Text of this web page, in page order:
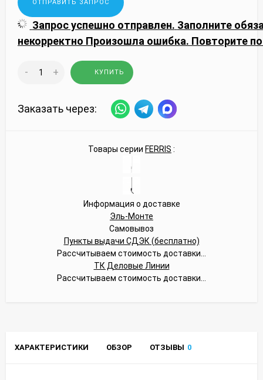
Запрос успешно отправлен. Заполните
некорректно Произошла ошибка. Повторите
- + КУПИТЬ
Заказать через:
Товары серии FERRIS :
Информация о доставке
Эль-Монте
Самовывоз
Пункты выдачи СДЭК (бесплатно)
Рассчитываем стоимость доставки...
ТК Деловые Линии
Рассчитываем стоимость доставки...
ХАРАКТЕРИСТИКИ ОБЗОР ОТЗЫВЫ 0